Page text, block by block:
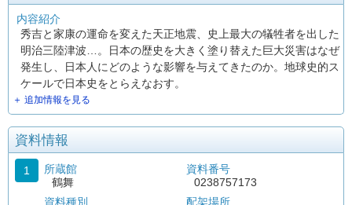
内容紹介
秀吉と家康の運命を変えた天正地震、史上最大の犠牲者を出した
明治三陸津波…。日本の歴史を大きく塗り替えた巨大災害はなぜ
発生し、日本人にどのような影響を与えてきたのか。地球史的ス
ケールで日本史をとらえなおす。
＋ 追加情報を見る
資料情報
1
所蔵館
鶴舞
資料種別
資料番号
0238757173
配架場所